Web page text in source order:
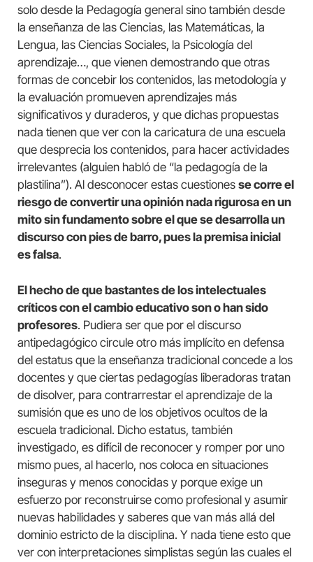
solo desde la Pedagogía general sino también desde
la enseñanza de las Ciencias, las Matemáticas, la
Lengua, las Ciencias Sociales, la Psicología del
aprendizaje…, que vienen demostrando que otras
formas de concebir los contenidos, las metodología y
la evaluación promueven aprendizajes más
significativos y duraderos, y que dichas propuestas
nada tienen que ver con la caricatura de una escuela
que desprecia los contenidos, para hacer actividades
irrelevantes (alguien habló de “la pedagogía de la
plastilina”). Al desconocer estas cuestiones se corre el
riesgo de convertir una opinión nada rigurosa en un
mito sin fundamento sobre el que se desarrolla un
discurso con pies de barro, pues la premisa inicial
es falsa.
El hecho de que bastantes de los intelectuales
críticos con el cambio educativo son o han sido
profesores. Pudiera ser que por el discurso
antipedagógico circule otro más implícito en defensa
del estatus que la enseñanza tradicional concede a los
docentes y que ciertas pedagogías liberadoras tratan
de disolver, para contrarrestar el aprendizaje de la
sumisión que es uno de los objetivos ocultos de la
escuela tradicional. Dicho estatus, también
investigado, es difícil de reconocer y romper por uno
mismo pues, al hacerlo, nos coloca en situaciones
inseguras y menos conocidas y porque exige un
esfuerzo por reconstruirse como profesional y asumir
nuevas habilidades y saberes que van más allá del
dominio estricto de la disciplina. Y nada tiene esto que
ver con interpretaciones simplistas según las cuales el